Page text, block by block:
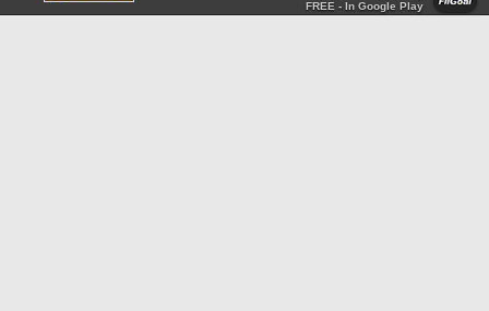
FREE - In Google Play